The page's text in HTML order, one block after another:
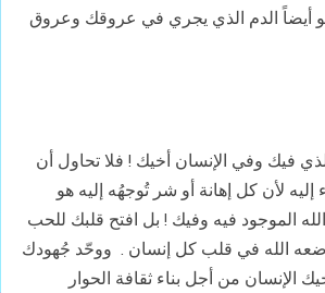
أيضاً الدم الذي يجري في عروقك وعروق
فيك وفي الإنسان أخيك ! فلا تحاول أن
لأن كل إهانة أو شر تُوجهُه إليه هو
الموجود فيه وفيك ! بل افتح قلبك للحب
الله في قلب كل إنسان . ووحّد جُهودك
الإنسان من أجل بناء ثقافة الحوار